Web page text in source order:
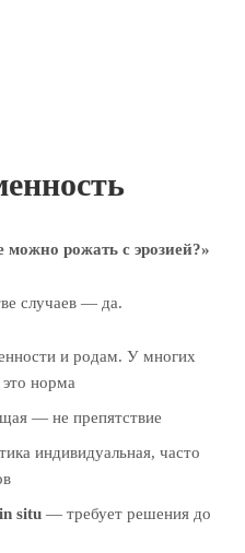
рожать с эрозией?»
случаев — да.
и родам. У многих
норма
— не препятствие
индивидуальная, часто
situ — требует решения до